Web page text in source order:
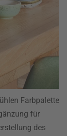
Farbpalette
für
des